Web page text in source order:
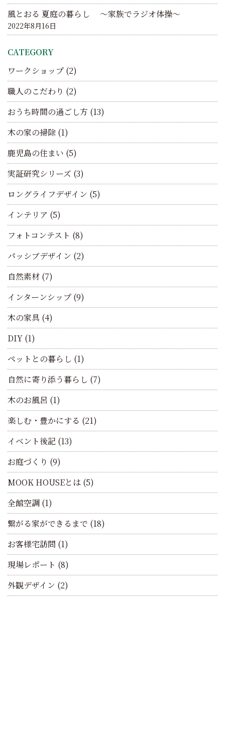
風とおる 夏庭の暮らし ～家族でラジオ体操～
2022年8月16日
CATEGORY
ワークショップ (2)
職人のこだわり (2)
おうち時間の過ごし方 (13)
木の家の掃除 (1)
鹿児島の住まい (5)
実証研究シリーズ (3)
ロングライフデザイン (5)
インテリア (5)
フォトコンテスト (8)
パッシブデザイン (2)
自然素材 (7)
インターンシップ (9)
木の家具 (4)
DIY (1)
ペットとの暮らし (1)
自然に寄り添う暮らし (7)
木のお風呂 (1)
楽しむ・豊かにする (21)
イベント後記 (13)
お庭づくり (9)
MOOK HOUSEとは (5)
全館空調 (1)
繋がる家ができるまで (18)
お客様宅訪問 (1)
現場レポート (8)
外観デザイン (2)